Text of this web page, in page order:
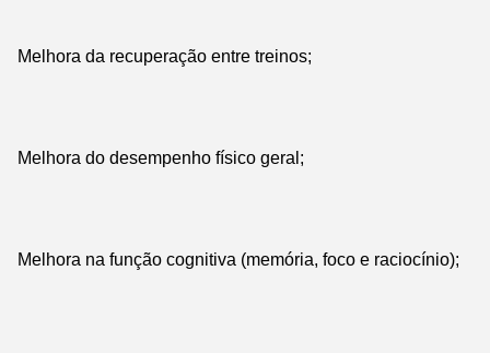
Melhora da recuperação entre treinos;
Melhora do desempenho físico geral;
Melhora na função cognitiva (memória, foco e raciocínio);